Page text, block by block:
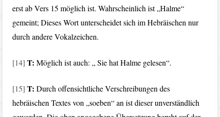
erst ab Vers 15 möglich ist. Wahrscheinlich ist „Halme“
gemeint; Dieses Wort unterscheidet sich im Hebräischen nur
durch andere Vokalzeichen.
[14] T:Möglich ist auch: „ Sie hat Halme gelesen“.
[15] T:Durch offensichtliche Verschreibungen des
hebräischen Textes von „soeben“ an ist dieser unverständlich